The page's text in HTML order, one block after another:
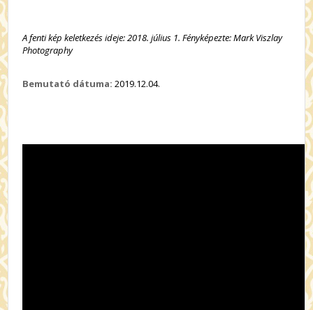
A fenti kép keletkezés ideje: 2018. július 1. Fényképezte: Mark Viszlay
Photography
Bemutató dátuma: 2019.12.04.